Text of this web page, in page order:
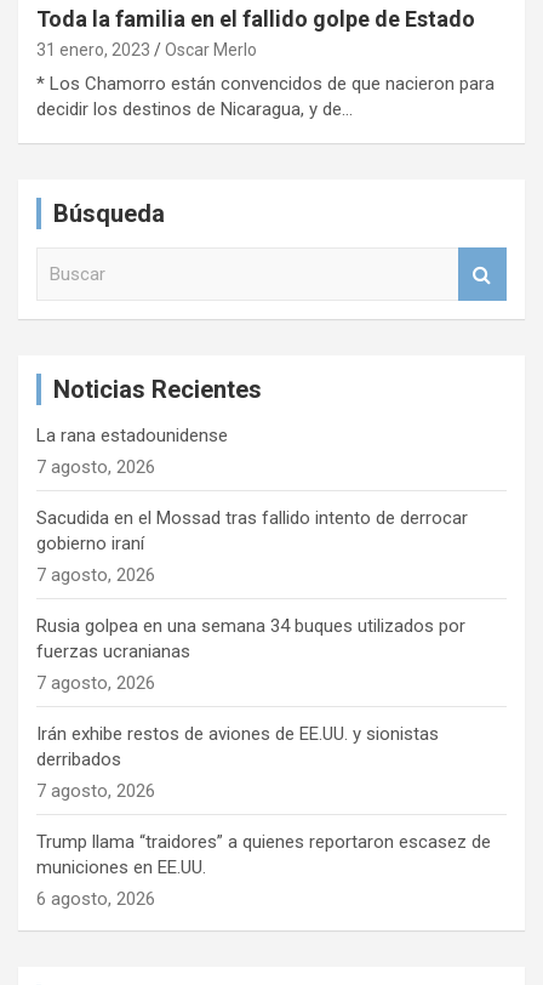
Toda la familia en el fallido golpe de Estado
31 enero, 2023 Oscar Merlo
* Los Chamorro están convencidos de que nacieron para
decidir los destinos de Nicaragua, y de…
Búsqueda
Noticias Recientes
La rana estadounidense
7 agosto, 2026
Sacudida en el Mossad tras fallido intento de derrocar
gobierno iraní
7 agosto, 2026
Rusia golpea en una semana 34 buques utilizados por
fuerzas ucranianas
7 agosto, 2026
Irán exhibe restos de aviones de EE.UU. y sionistas
derribados
7 agosto, 2026
Trump llama “traidores” a quienes reportaron escasez de
municiones en EE.UU.
6 agosto, 2026